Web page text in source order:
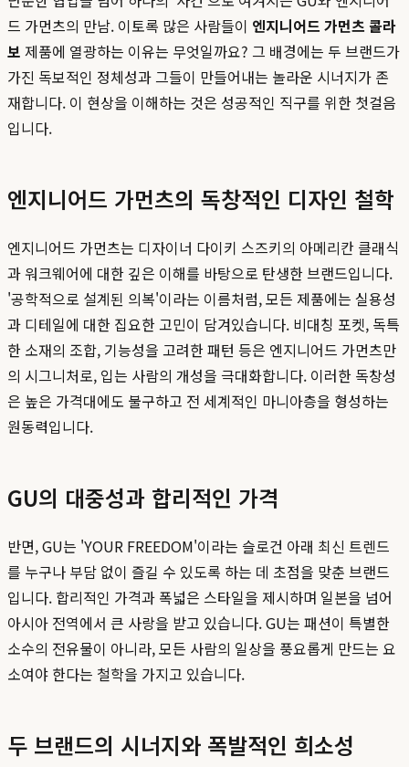
드 가먼츠의 만남. 이토록 많은 사람들이 엔지니어드 가먼츠 콜라
보 제품에 열광하는 이유는 무엇일까요? 그 배경에는 두 브랜드가
가진 독보적인 정체성과 그들이 만들어내는 놀라운 시너지가 존
재합니다. 이 현상을 이해하는 것은 성공적인 직구를 위한 첫걸음
입니다.
엔지니어드 가먼츠의 독창적인 디자인 철학
엔지니어드 가먼츠는 디자이너 다이키 스즈키의 아메리칸 클래식
과 워크웨어에 대한 깊은 이해를 바탕으로 탄생한 브랜드입니다.
'공학적으로 설계된 의복'이라는 이름처럼, 모든 제품에는 실용성
과 디테일에 대한 집요한 고민이 담겨있습니다. 비대칭 포켓, 독특
한 소재의 조합, 기능성을 고려한 패턴 등은 엔지니어드 가먼츠만
의 시그니처로, 입는 사람의 개성을 극대화합니다. 이러한 독창성
은 높은 가격대에도 불구하고 전 세계적인 마니아층을 형성하는
원동력입니다.
GU의 대중성과 합리적인 가격
반면, GU는 'YOUR FREEDOM'이라는 슬로건 아래 최신 트렌드
를 누구나 부담 없이 즐길 수 있도록 하는 데 초점을 맞춘 브랜드
입니다. 합리적인 가격과 폭넓은 스타일을 제시하며 일본을 넘어
아시아 전역에서 큰 사랑을 받고 있습니다. GU는 패션이 특별한
소수의 전유물이 아니라, 모든 사람의 일상을 풍요롭게 만드는 요
소여야 한다는 철학을 가지고 있습니다.
두 브랜드의 시너지와 폭발적인 희소성